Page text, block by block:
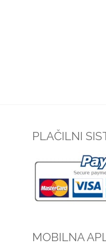
PLAČILNI
MOBILNA